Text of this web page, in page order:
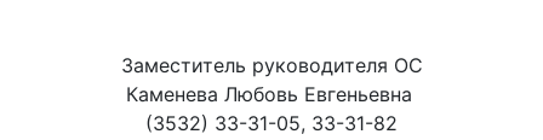
Заместитель руководителя ОС
Каменева Любовь Евгеньевна
(3532) 33-31-05, 33-31-82